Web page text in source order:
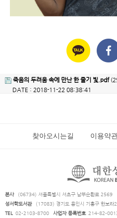
죽음의 두려움 속에 만난 한 줄기 빛.pdf
DATE : 2018-11-22 08:38:41
찾아오시는길 이용약
본사
(06734) 서울특별시 서초구 남부순환로 2569
성서학도서관
(17083) 경기도 용인시 기흥구 한보라
TEL 02-2103-8700 사업자 등록번호 214-82-